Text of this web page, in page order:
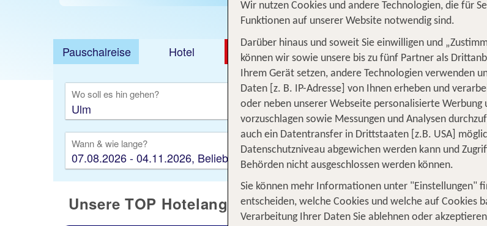
Pauschalreise Hotel DEALS Flug Ferienhaus
Ausflüge
Camper Privattransfer
Wo soll es hin gehen?
Flug hinzufügen
Wann & wie lange?
07.08.2026 - 04.11.2026, Beliebig
Wer reist mit?
2 Erwachsene
Unsere TOP Hotelangebote für 2 Nächte in Ulm
Wir nutzen Cookies und andere Technologien, die für
Funktionen auf unserer Website notwendig sind.
Darüber hinaus und soweit Sie einwilligen und
können wir sowie unsere bis zu fünf Partner als
Ihrem Gerät setzen, andere Technologien verwenden
Daten [z. B. IP-Adresse] von Ihnen erheben und
oder neben unserer Webseite personalisierte Werbung
vorzuschlagen sowie Messungen und Analysen
auch ein Datentransfer in Drittstaaten [z.B. USA]
Datenschutzniveau abgewichen werden kann und
Behörden nicht ausgeschlossen werden können.
Sie können mehr Informationen unter "Einstellungen"
entscheiden, welche Cookies und welche auf Cookies
Verarbeitung Ihrer Daten Sie ablehnen oder